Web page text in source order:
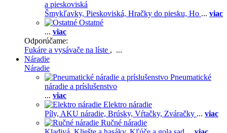
a pieskoviská
Šmykľavky, Pieskoviská, Hračky do piesku, Ho ... viac
Ostatné
... viac
Odporúčame:
Fukáre a vysávače na líste , ...
Náradie
Náradie
Pneumatické
náradie a príslušenstvo
... viac
Elektro náradie
Píly, AKU náradie, Brúsky, Vŕtačky, Zváračky ... viac
Ručné náradie